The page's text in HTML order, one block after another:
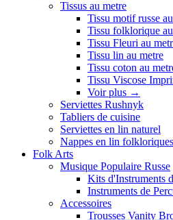
Tissus au metre
Tissu motif russe
Tissu folklorique
Tissu Fleuri au
Tissu lin au metre
Tissu coton au
Tissu Viscose
Voir plus →
Serviettes Rushnyk
Tabliers de cuisine
Serviettes en lin naturel
Nappes en lin folkloriques
Folk Arts
Musique Populaire Russe
Kits d'Instruments
Instruments de
Accessoires
Trousses Vanity